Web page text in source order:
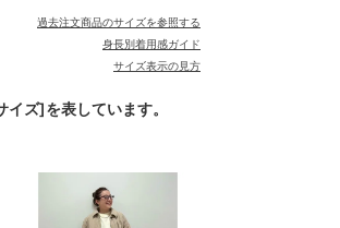
過去注文商品のサイズを参照する
身長別着用感ガイド
サイズ表示の見方
ズ]を表しています。